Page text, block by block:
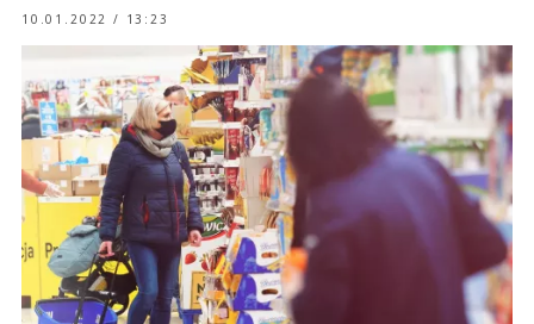
10.01.2022 / 13:23